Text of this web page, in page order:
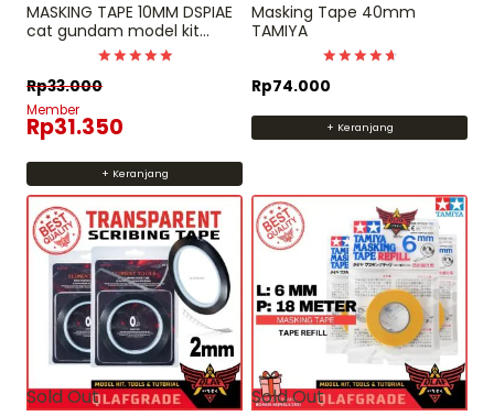
MASKING TAPE 10MM DSPIAE
cat gundam model kit
airbrush hand brush
Dinilai
5
Rp33.000
Member
Rp31.350
+ Keranjang
Masking Tape 40mm
TAMIYA
Dinilai
4.75
Rp74.000
+ Keranjang
Sold Out Sold Out